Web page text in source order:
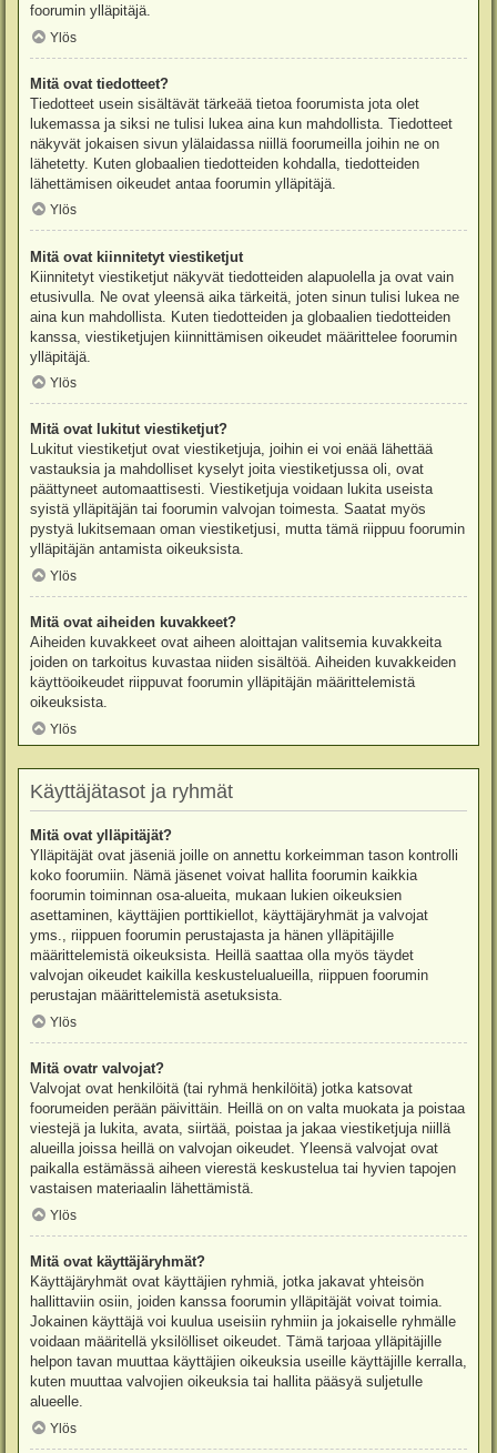
foorumin ylläpitäjä.
Ylös
Mitä ovat tiedotteet?
Tiedotteet usein sisältävät tärkeää tietoa foorumista jota olet
lukemassa ja siksi ne tulisi lukea aina kun mahdollista. Tiedotteet
näkyvät jokaisen sivun ylälaidassa niillä foorumeilla joihin ne on
lähetetty. Kuten globaalien tiedotteiden kohdalla, tiedotteiden
lähettämisen oikeudet antaa foorumin ylläpitäjä.
Ylös
Mitä ovat kiinnitetyt viestiketjut
Kiinnitetyt viestiketjut näkyvät tiedotteiden alapuolella ja ovat vain
etusivulla. Ne ovat yleensä aika tärkeitä, joten sinun tulisi lukea ne
aina kun mahdollista. Kuten tiedotteiden ja globaalien tiedotteiden
kanssa, viestiketjujen kiinnittämisen oikeudet määrittelee foorumin
ylläpitäjä.
Ylös
Mitä ovat lukitut viestiketjut?
Lukitut viestiketjut ovat viestiketjuja, joihin ei voi enää lähettää
vastauksia ja mahdolliset kyselyt joita viestiketjussa oli, ovat
päättyneet automaattisesti. Viestiketjuja voidaan lukita useista
syistä ylläpitäjän tai foorumin valvojan toimesta. Saatat myös
pystyä lukitsemaan oman viestiketjusi, mutta tämä riippuu foorumin
ylläpitäjän antamista oikeuksista.
Ylös
Mitä ovat aiheiden kuvakkeet?
Aiheiden kuvakkeet ovat aiheen aloittajan valitsemia kuvakkeita
joiden on tarkoitus kuvastaa niiden sisältöä. Aiheiden kuvakkeiden
käyttöoikeudet riippuvat foorumin ylläpitäjän määrittelemistä
oikeuksista.
Ylös
Käyttäjätasot ja ryhmät
Mitä ovat ylläpitäjät?
Ylläpitäjät ovat jäseniä joille on annettu korkeimman tason kontrolli
koko foorumiin. Nämä jäsenet voivat hallita foorumin kaikkia
foorumin toiminnan osa-alueita, mukaan lukien oikeuksien
asettaminen, käyttäjien porttikiellot, käyttäjäryhmät ja valvojat
yms., riippuen foorumin perustajasta ja hänen ylläpitäjille
määrittelemistä oikeuksista. Heillä saattaa olla myös täydet
valvojan oikeudet kaikilla keskustelualueilla, riippuen foorumin
perustajan määrittelemistä asetuksista.
Ylös
Mitä ovatr valvojat?
Valvojat ovat henkilöitä (tai ryhmä henkilöitä) jotka katsovat
foorumeiden perään päivittäin. Heillä on on valta muokata ja poistaa
viestejä ja lukita, avata, siirtää, poistaa ja jakaa viestiketjuja niillä
alueilla joissa heillä on valvojan oikeudet. Yleensä valvojat ovat
paikalla estämässä aiheen vierestä keskustelua tai hyvien tapojen
vastaisen materiaalin lähettämistä.
Ylös
Mitä ovat käyttäjäryhmät?
Käyttäjäryhmät ovat käyttäjien ryhmiä, jotka jakavat yhteisön
hallittaviin osiin, joiden kanssa foorumin ylläpitäjät voivat toimia.
Jokainen käyttäjä voi kuulua useisiin ryhmiin ja jokaiselle ryhmälle
voidaan määritellä yksilölliset oikeudet. Tämä tarjoaa ylläpitäjille
helpon tavan muuttaa käyttäjien oikeuksia useille käyttäjille kerralla,
kuten muuttaa valvojien oikeuksia tai hallita pääsyä suljetulle
alueelle.
Ylös